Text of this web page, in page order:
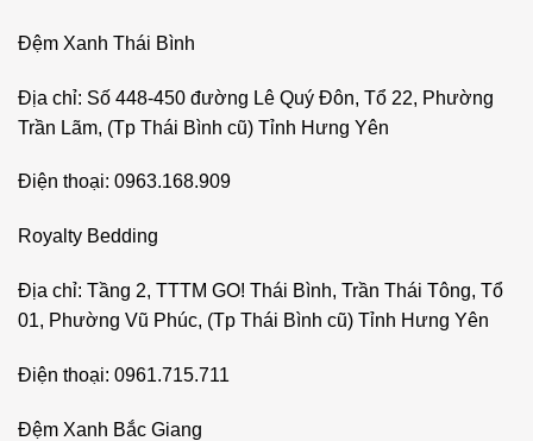
Đệm Xanh Thái Bình
Địa chỉ: Số 448-450 đường Lê Quý Đôn, Tổ 22, Phường
Trần Lãm, (Tp Thái Bình cũ) Tỉnh Hưng Yên
Điện thoại: 0963.168.909
Royalty Bedding
Địa chỉ: Tầng 2, TTTM GO! Thái Bình, Trần Thái Tông, Tổ
01, Phường Vũ Phúc, (Tp Thái Bình cũ) Tỉnh Hưng Yên
Điện thoại: 0961.715.711
Đệm Xanh Bắc Giang